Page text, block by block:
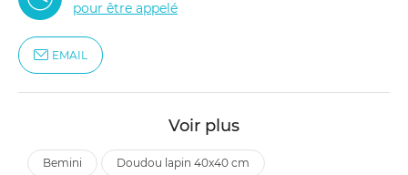
pour être appelé
EMAIL
Voir plus
bemini doudou lapin 40x40 cm